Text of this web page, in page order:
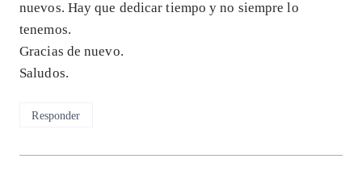
nuevos. Hay que dedicar tiempo y no siempre lo
tenemos.
Gracias de nuevo.
Saludos.
Responder